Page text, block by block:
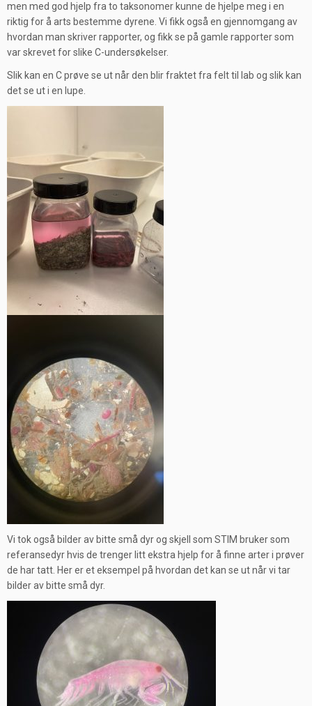
men med god hjelp fra to taksonomer kunne de hjelpe meg i en
riktig for å arts bestemme dyrene. Vi fikk også en gjennomgang av
hvordan man skriver rapporter, og fikk se på gamle rapporter som
var skrevet for slike C-undersøkelser.
Slik kan en C prøve se ut når den blir fraktet fra felt til lab og slik kan
det se ut i en lupe.
Vi tok også bilder av bitte små dyr og skjell som STIM bruker som
referansedyr hvis de trenger litt ekstra hjelp for å finne arter i prøver
de har tatt. Her er et eksempel på hvordan det kan se ut når vi tar
bilder av bitte små dyr.